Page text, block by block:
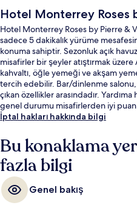
Hotel Monterrey Roses
Hotel Monterrey Roses by Pierre &
sadece 5 dakikalık yürüme
konuma sahiptir. Sezonluk açık
misafirler bir şeyler atıştırmak
kahvaltı, öğle yemeği ve akşam
tercih edebilir. Bar/dinlenme
çıkan özellikler arasındadır.
genel durumu misafirlerden iyi puan
İptal hakları hakkında bilgi
Bu konaklama
fazla bilgi
Genel bakış